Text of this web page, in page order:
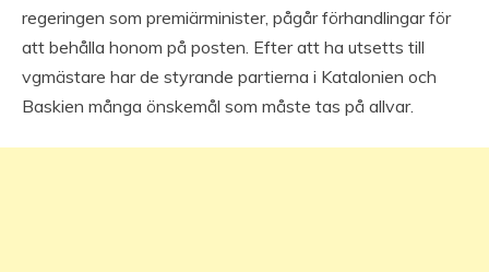
regeringen som premiärminister, pågår förhandlingar för
att behålla honom på posten. Efter att ha utsetts till
vgmästare har de styrande partierna i Katalonien och
Baskien många önskemål som måste tas på allvar.